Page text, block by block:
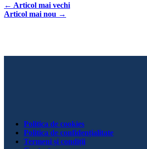
← Articol mai vechi
Articol mai nou →
Politica de cookies
Politica de confidențialitate
Termeni și condiții